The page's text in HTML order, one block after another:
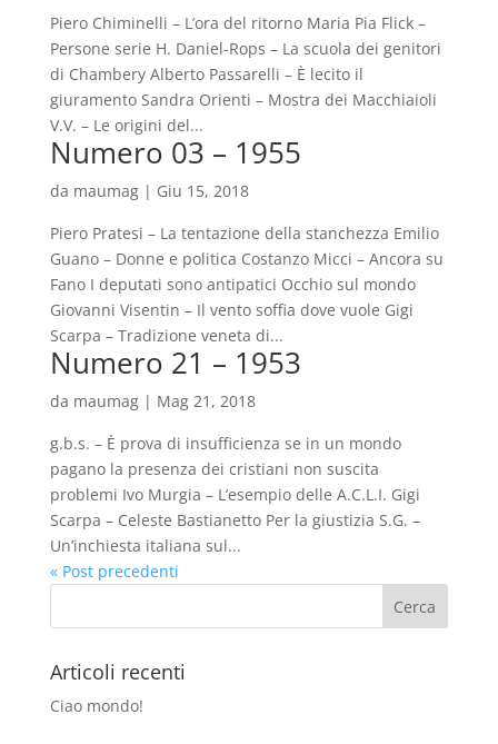
Piero Chiminelli – L’ora del ritorno Maria Pia Flick –
Persone serie H. Daniel-Rops – La scuola dei genitori
di Chambery Alberto Passarelli – È lecito il
giuramento Sandra Orienti – Mostra dei Macchiaioli
V.V. – Le origini del...
Numero 03 – 1955
da maumag| Giu 15, 2018
Piero Pratesi – La tentazione della stanchezza Emilio
Guano – Donne e politica Costanzo Micci – Ancora su
Fano I deputati sono antipatici Occhio sul mondo
Giovanni Visentin – Il vento soffia dove vuole Gigi
Scarpa – Tradizione veneta di...
Numero 21 – 1953
da maumag| Mag 21, 2018
g.b.s. – È prova di insufficienza se in un mondo
pagano la presenza dei cristiani non suscita
problemi Ivo Murgia – L’esempio delle A.C.L.I. Gigi
Scarpa – Celeste Bastianetto Per la giustizia S.G. –
Un’inchiesta italiana sul...
« Post precedenti
Articoli recenti
Ciao mondo!